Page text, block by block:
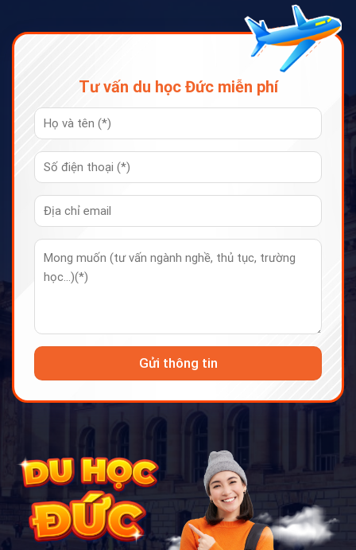
Tư vấn du học Đức miễn phí